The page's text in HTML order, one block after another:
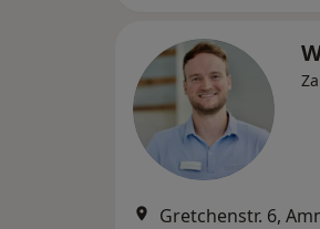
Gretchenstr. 6,